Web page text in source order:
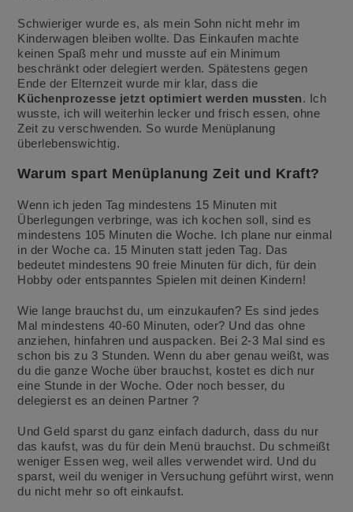
Schwieriger wurde es, als mein Sohn nicht mehr im
Kinderwagen bleiben wollte. Das Einkaufen machte
keinen Spaß mehr und musste auf ein Minimum
beschränkt oder delegiert werden. Spätestens gegen
Ende der Elternzeit wurde mir klar, dass die
Küchenprozesse jetzt optimiert werden mussten. Ich
wusste, ich will weiterhin lecker und frisch essen, ohne
Zeit zu verschwenden. So wurde Menüplanung
überlebenswichtig.
Warum spart Menüplanung Zeit und Kraft?
Wenn ich jeden Tag mindestens 15 Minuten mit
Überlegungen verbringe, was ich kochen soll, sind es
mindestens 105 Minuten die Woche. Ich plane nur einmal
in der Woche ca. 15 Minuten statt jeden Tag. Das
bedeutet mindestens 90 freie Minuten für dich, für dein
Hobby oder entspanntes Spielen mit deinen Kindern!
Wie lange brauchst du, um einzukaufen? Es sind jedes
Mal mindestens 40-60 Minuten, oder? Und das ohne
anziehen, hinfahren und auspacken. Bei 2-3 Mal sind es
schon bis zu 3 Stunden. Wenn du aber genau weißt, was
du die ganze Woche über brauchst, kostet es dich nur
eine Stunde in der Woche. Oder noch besser, du
delegierst es an deinen Partner ?
Und Geld sparst du ganz einfach dadurch, dass du nur
das kaufst, was du für dein Menü brauchst. Du schmeißt
weniger Essen weg, weil alles verwendet wird. Und du
sparst, weil du weniger in Versuchung geführt wirst, wenn
du nicht mehr so oft einkaufst.